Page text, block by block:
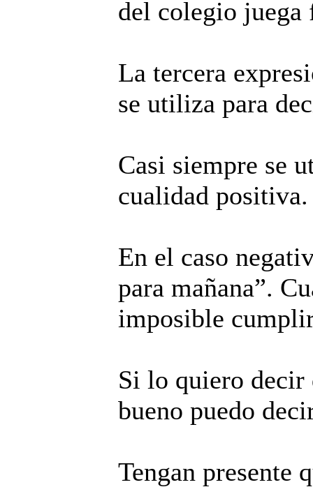
del colegio
La tercera
se utiliza para
Casi siempre se
cualidad
En el caso
para mañana”.
imposible
Si lo quiero decir
bueno puedo
Tengan presente